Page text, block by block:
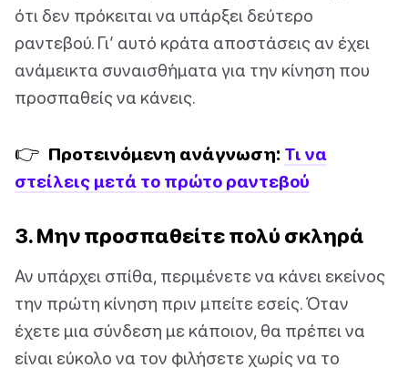
ότι δεν πρόκειται να υπάρξει δεύτερο
ραντεβού. Γι’ αυτό κράτα αποστάσεις αν έχει
ανάμεικτα συναισθήματα για την κίνηση που
προσπαθείς να κάνεις.
👉 Προτεινόμενη ανάγνωση: Τι να
στείλεις μετά το πρώτο ραντεβού
3. Μην προσπαθείτε πολύ σκληρά
Αν υπάρχει σπίθα, περιμένετε να κάνει εκείνος
την πρώτη κίνηση πριν μπείτε εσείς. Όταν
έχετε μια σύνδεση με κάποιον, θα πρέπει να
είναι εύκολο να τον φιλήσετε χωρίς να το